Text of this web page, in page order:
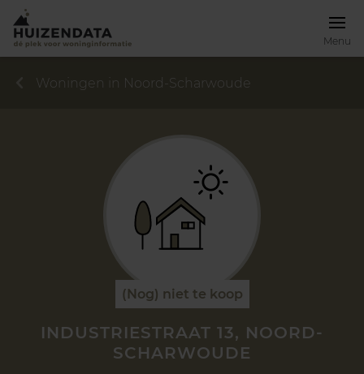
Menu
Woningen in Noord-Scharwoude
(Nog) niet te koop
INDUSTRIESTRAAT 13, NOORD-
SCHARWOUDE